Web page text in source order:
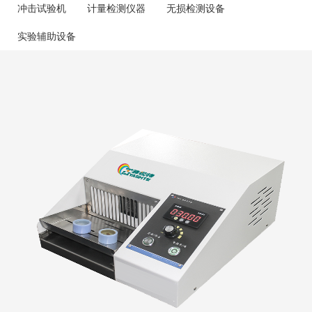
冲击试验机 计量检测仪器 无损检测设备
实验辅助设备